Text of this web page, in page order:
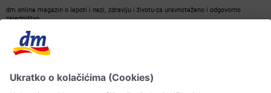
dm online magazin o lepoti i nezi, zdravlju i životu-za uravnoteženo i odgovorno
zajedništvo.